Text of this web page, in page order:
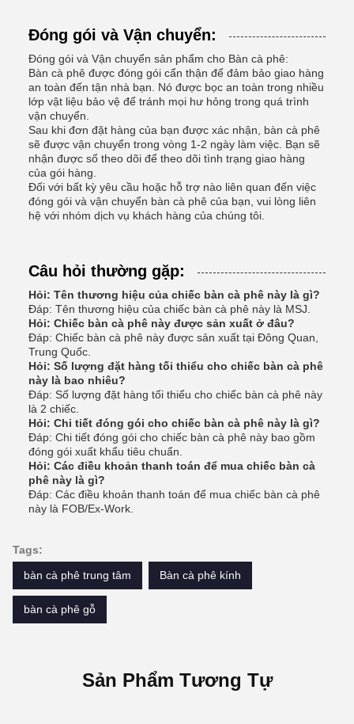
Đóng gói và Vận chuyển:
Đóng gói và Vận chuyển sản phẩm cho Bàn cà phê:
Bàn cà phê được đóng gói cẩn thận để đảm bảo giao hàng
an toàn đến tận nhà bạn. Nó được bọc an toàn trong nhiều
lớp vật liệu bảo vệ để tránh mọi hư hỏng trong quá trình
vận chuyển.
Sau khi đơn đặt hàng của bạn được xác nhận, bàn cà phê
sẽ được vận chuyển trong vòng 1-2 ngày làm việc. Bạn sẽ
nhận được số theo dõi để theo dõi tình trạng giao hàng
của gói hàng.
Đối với bất kỳ yêu cầu hoặc hỗ trợ nào liên quan đến việc
đóng gói và vận chuyển bàn cà phê của bạn, vui lòng liên
hệ với nhóm dịch vụ khách hàng của chúng tôi.
Câu hỏi thường gặp:
Hỏi: Tên thương hiệu của chiếc bàn cà phê này là gì?
Đáp: Tên thương hiệu của chiếc bàn cà phê này là MSJ.
Hỏi: Chiếc bàn cà phê này được sản xuất ở đâu?
Đáp: Chiếc bàn cà phê này được sản xuất tại Đông Quan,
Trung Quốc.
Hỏi: Số lượng đặt hàng tối thiểu cho chiếc bàn cà phê
này là bao nhiêu?
Đáp: Số lượng đặt hàng tối thiểu cho chiếc bàn cà phê này
là 2 chiếc.
Hỏi: Chi tiết đóng gói cho chiếc bàn cà phê này là gì?
Đáp: Chi tiết đóng gói cho chiếc bàn cà phê này bao gồm
đóng gói xuất khẩu tiêu chuẩn.
Hỏi: Các điều khoản thanh toán để mua chiếc bàn cà
phê này là gì?
Đáp: Các điều khoản thanh toán để mua chiếc bàn cà phê
này là FOB/Ex-Work.
Tags:
bàn cà phê trung tâm
Bàn cà phê kính
bàn cà phê gỗ
Sản Phẩm Tương Tự